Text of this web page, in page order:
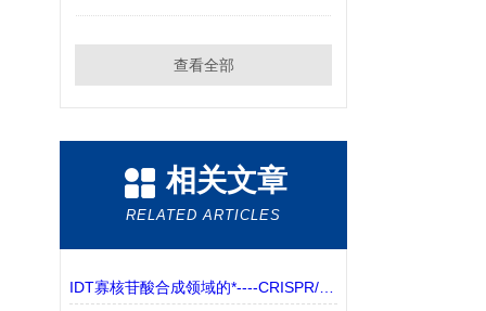
查看全部
相关文章
RELATED ARTICLES
IDT寡核苷酸合成领域的*----CRISPR/Cas9基因编辑技术